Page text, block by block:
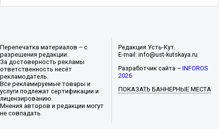
Перепечатка материалов – с
разрешения редакции.
За достоверность рекламы
ответственность несёт
рекламодатель.
Все рекламируемые товары и
услуги подлежат сертификации и
лицензированию.
Мнения авторов и редакции могут
не совпадать.
Редакция Усть-Кут.
E-mail: info@ust-kutskaya.ru
Разработчик сайта –INFOROS
2026
ПОКАЗАТЬ БАННЕРНЫЕ МЕСТА